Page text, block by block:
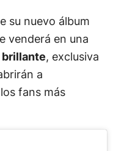
su nuevo álbum
venderá en una
, exclusiva
a
fans más